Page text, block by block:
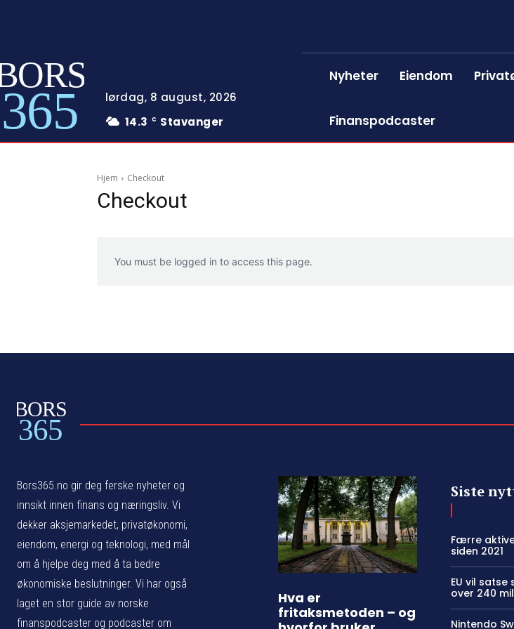
365
lørdag, 8 august, 2026
14.3
C Stavanger
Nyheter Eiendom
Finanspodcaster
Hjem Checkout
Checkout
You must be logged in to access this page.
BORS
365
Bors365.no gir deg ferske nyheter og
innsikt innen finans og næringsliv. Vi
dekker aksjemarkedet, privatøkonomi,
eiendom, energi og teknologi, med mål
om å hjelpe deg med å ta bedre
økonomiske beslutninger. Vi har også
laget en stor guide av norske
finanspodcaster og podcaster om
Hva er
fritaksmetoden – og
Siste
Færre
siden 2021
EU vil
over 240
Nintendo